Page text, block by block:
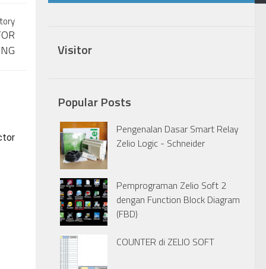
Visitor
Popular Posts
Pengenalan Dasar Smart Relay
Zelio Logic - Schneider
Pemprograman Zelio Soft 2
dengan Function Block Diagram
(FBD)
COUNTER di ZELIO SOFT